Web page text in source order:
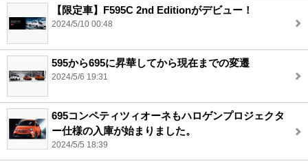
【限定車】F595C 2nd Editionがデビュー！
2024/5/10 00:48
595から695に昇華してから現在までの変遷
2024/5/6 19:31
695コンペティツィオーネもハロゲンプロジェクタ
ー仕様の入庫が始まりました。
2024/5/5 18:39